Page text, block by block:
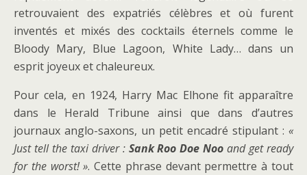
retrouvaient des expatriés célèbres et où furent
inventés et mixés des cocktails éternels comme le
Bloody Mary, Blue Lagoon, White Lady… dans un
esprit joyeux et chaleureux.
Pour cela, en 1924, Harry Mac Elhone fit apparaître
dans le Herald Tribune ainsi que dans d’autres
journaux anglo-saxons, un petit encadré stipulant : «
Just tell the taxi driver : Sank Roo Doe Noo and get ready
for the worst! ». Cette phrase devant permettre à tout